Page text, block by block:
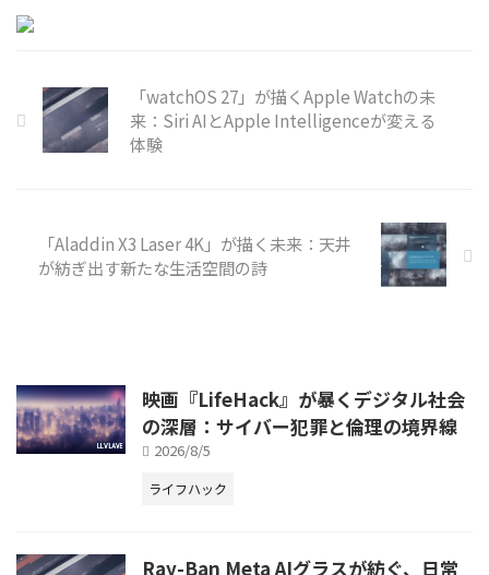
識だけでなく、状況を打破する
「ライフハック」の視点が不可欠
「watchOS 27」が描くApple Watchの未
来：Siri AIとApple Intelligenceが変える
体験
「Aladdin X3 Laser 4K」が描く未来：天井
が紡ぎ出す新たな生活空間の詩
映画『LifeHack』が暴くデジタル社会
の深層：サイバー犯罪と倫理の境界線
2026/8/5
ライフハック
Ray-Ban Meta AIグラスが紡ぐ、日常